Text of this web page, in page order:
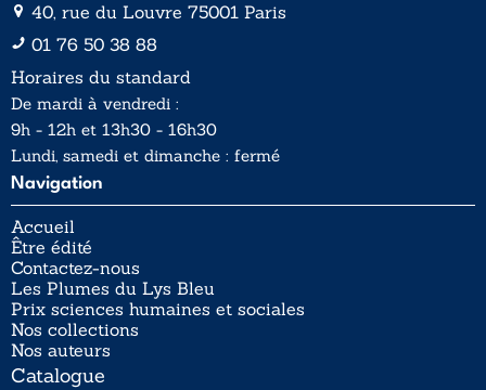
40, rue du Louvre 75001 Paris
01 76 50 38 88
Horaires du standard
De mardi à vendredi :
9h - 12h et 13h30 - 16h30
Lundi, samedi et dimanche : fermé
Navigation
Accueil
Être édité
Contactez-nous
Les Plumes du Lys Bleu
Prix sciences humaines et sociales
Nos collections
Nos auteurs
Catalogue